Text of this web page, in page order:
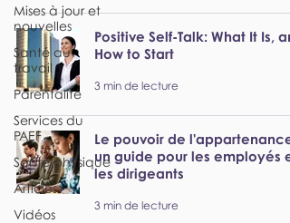
Mises à jour et
nouvelles
Santé au
travail
Parentalité
Services du
PAEF
Santé physique
Articles
Vidéos
Positive Self-Talk: What It Is,
How to Start
3 min de lecture
Le pouvoir de l'appartenance
un guide pour les employés et
les dirigeants
3 min de lecture